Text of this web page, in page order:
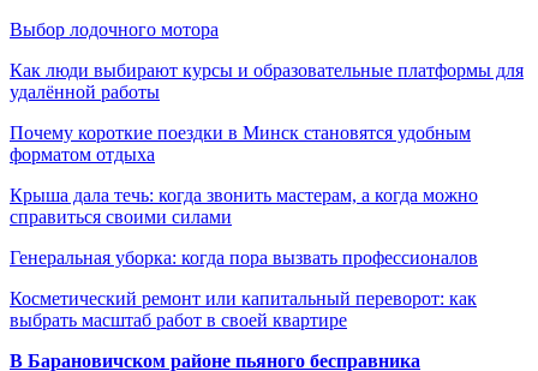
Выбор лодочного мотора
Как люди выбирают курсы и образовательные платформы для
удалённой работы
Почему короткие поездки в Минск становятся удобным
форматом отдыха
Крыша дала течь: когда звонить мастерам, а когда можно
справиться своими силами
Генеральная уборка: когда пора вызвать профессионалов
Косметический ремонт или капитальный переворот: как
выбрать масштаб работ в своей квартире
В Барановичском районе пьяного бесправника